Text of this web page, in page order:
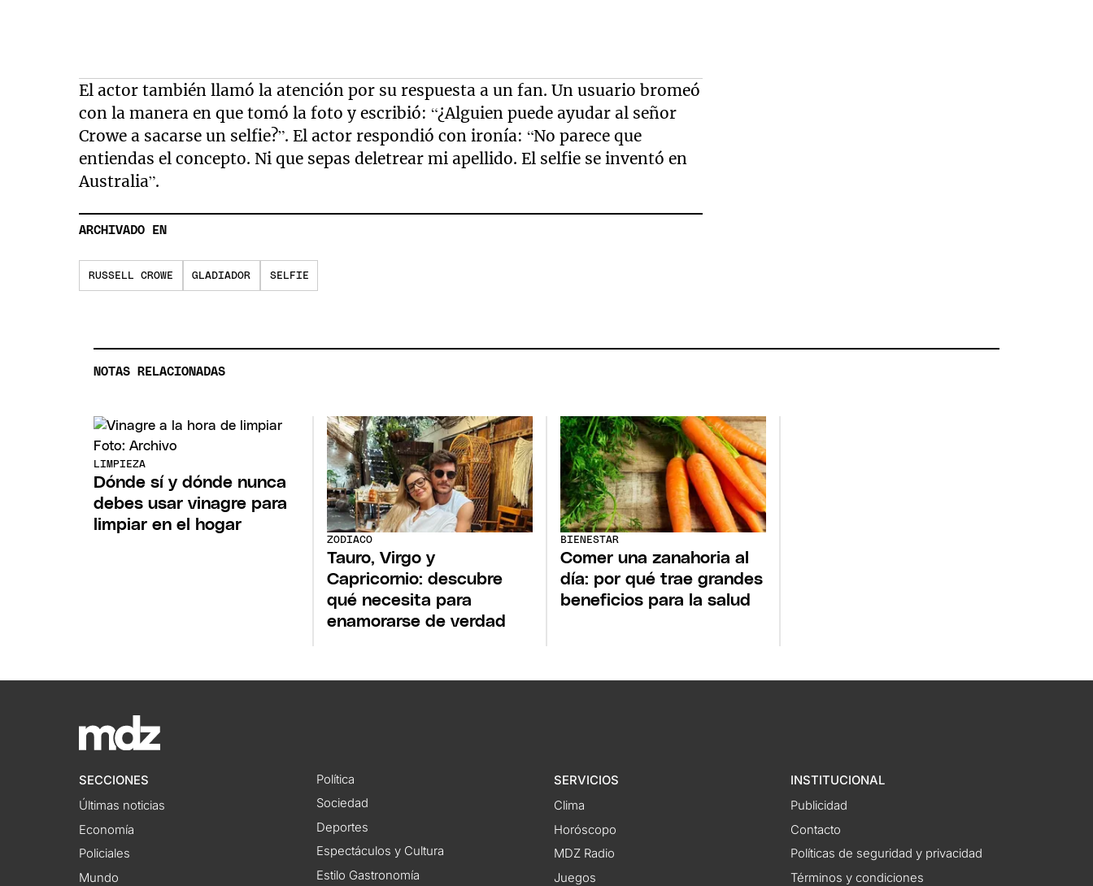
El actor también llamó la atención por su respuesta a un fan. Un usuario bromeó
con la manera en que tomó la foto y escribió: “¿Alguien puede ayudar al señor
Crowe a sacarse un selfie?”. El actor respondió con ironía: “No parece que
entiendas el concepto. Ni que sepas deletrear mi apellido. El selfie se inventó en
Australia”.
ARCHIVADO EN
RUSSELL CROWE GLADIADOR SELFIE
NOTAS RELACIONADAS
LIMPIEZA
Dónde sí y dónde nunca
debes usar vinagre para
limpiar en el hogar
ZODIACO
Tauro, Virgo y
Capricornio: descubre
qué necesita para
enamorarse de verdad
BIENESTAR
Comer una zanahoria al
día: por qué trae grandes
beneficios para la salud
SECCIONES
Últimas noticias
Economía
Policiales
Mundo
Política
Sociedad
Deportes
Espectáculos y Cultura
Estilo Gastronomía
SERVICIOS
Clima
Horóscopo
MDZ Radio
Juegos
INSTITUCIONAL
Publicidad
Contacto
Políticas de seguridad y privacidad
Términos y condiciones